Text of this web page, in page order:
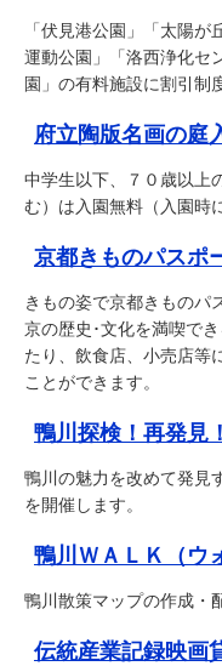
「伏見港公園」「太陽
運動公園」「洛西浄化セ
園」の有料施設に割引制
府立陶版名画の庭
中学生以下、７０歳以上
む）は入園無料（入園時
京都きものパスポ
きもの姿で京都きものパ
京の歴史･文化を満喫で
たり、飲食店、小売店等
ことができます。
鴨川探検！再発見
鴨川の魅力を改めて発見
を開催します。
鴨川ＷＡＬＫ（ウ
鴨川散策マップの作成・
伝統産業記録映画